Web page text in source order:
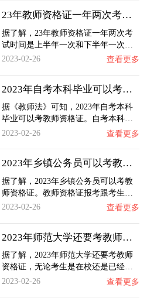
23年教师资格证一年两次考试时间是多少？
据了解，23年教师资格证一年两次考
试时间是上半年一次和下半年一次…
2023-02-26
查看更多
2023年自考本科毕业可以考教师资格证吗？
据《教师法》可知，2023年自考本科
毕业可以考教师资格证。自考本科…
2023-02-26
查看更多
2023年乡镇公务员可以考教师资格证吗？
据了解，2023年乡镇公务员可以考教
师资格证。教师资格证报考跟考生…
2023-02-26
查看更多
2023年师范大学还要考教师资格证吗？
据了解，2023年师范大学还要考教师
资格证，无论考生是在校还是已经…
2023-02-26
查看更多